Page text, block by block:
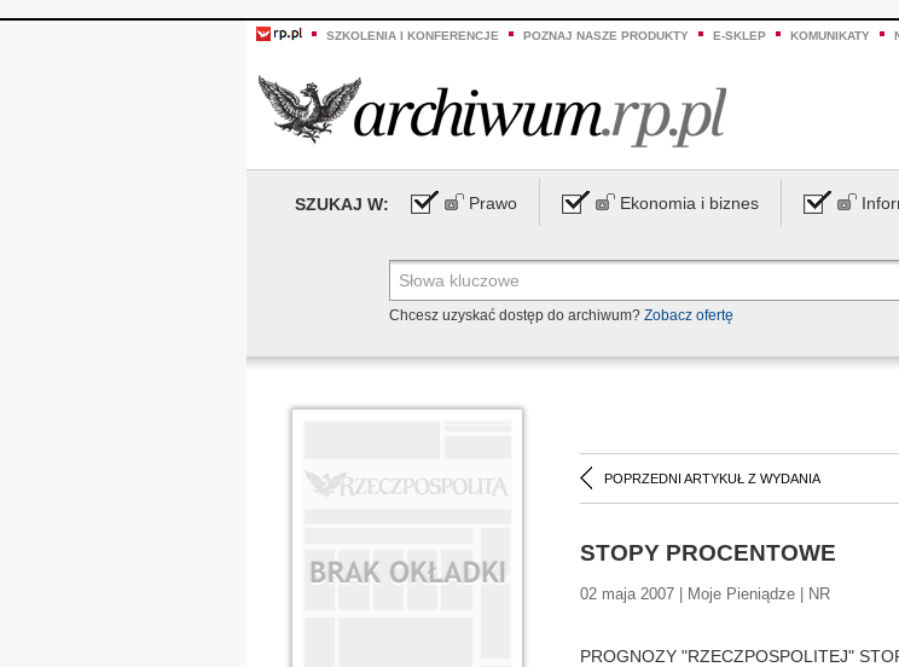
SZKOLENIA I KONFERENCJE POZNAJ NASZE PRODUKTY E-SKLEP KOMUNIKATY
SZUKAJ W: Prawo Ekonomia i biznes
Chcesz uzyskać dostęp do archiwum? Zobacz ofertę
POPRZEDNI ARTYKUŁ Z WYDANIA
STOPY PROCENTOWE
02 maja 2007 | Moje Pieniądze | NR
PROGNOZY "RZECZPOSPOLITEJ"